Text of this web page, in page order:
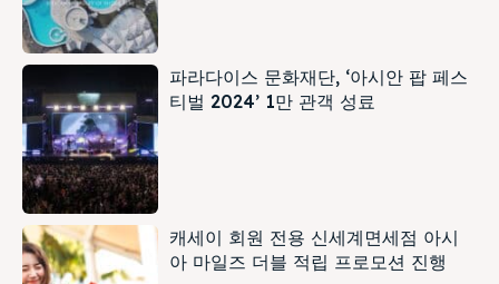
파라다이스 문화재단, ‘아시안 팝 페스
티벌 2024’ 1만 관객 성료
캐세이 회원 전용 신세계면세점 아시
아 마일즈 더블 적립 프로모션 진행